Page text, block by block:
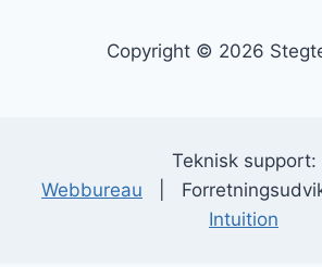
Copyright © 2026
Teknisk support:
Webbureau |
Intuition